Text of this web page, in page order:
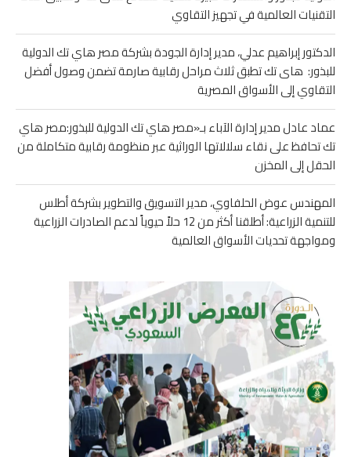
التقنيات العالمية في تجهيز التقاوي
الدكتور إبراهيم عدلي، مدير إدارة الجودة بشركة مصر هاي تك الدولية
للبذور: هاى تك تطبق ثلاث مراحل رقابية صارمة تضمن وصول أفضل
التقاوي إلى الأسواق المصرية
عماد عادل مدير إدارة الآباء بـ«مصر هاي تك الدولية للبذور:مصر هاي
تك تحافظ على نقاء سلالاتها الوراثية عبر منظومة رقابية متكاملة من
الحقل إلى المخزن
المهندس عوض الحلفاوي، مدير التسويق والتطوير بشركة أطلس
للتنمية الزراعية: أطلقنا أكثر من 12 حلاً حيوياً لدعم الصادرات الزراعية
ومواجهة تحديات الأسواق العالمية